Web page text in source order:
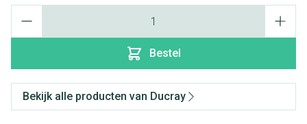
Bestel
Bekijk alle producten van Ducray